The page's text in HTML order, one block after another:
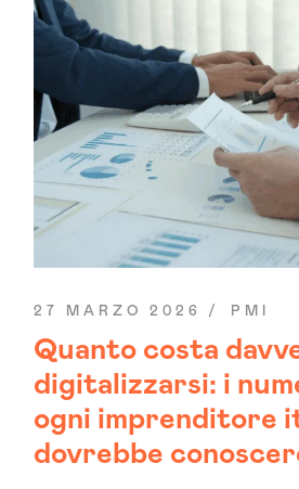
27 MARZO 2026 PMI
Quanto costa
digitalizzarsi: i
ogni imprenditore
dovrebbe